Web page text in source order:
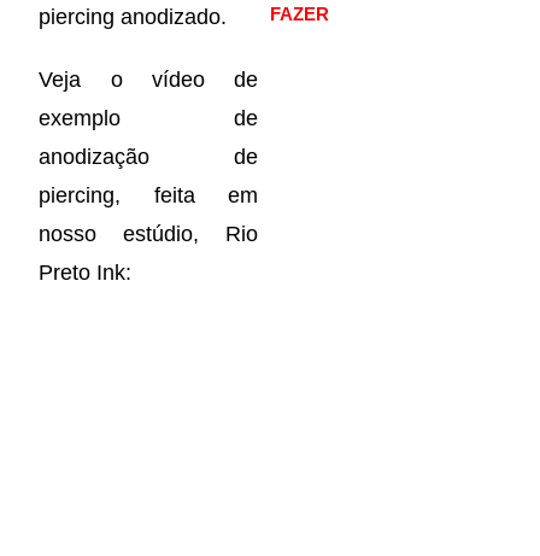
piercing anodizado.
Veja o vídeo de
exemplo de
anodização de
piercing, feita em
nosso estúdio, Rio
Preto Ink:
FAZER